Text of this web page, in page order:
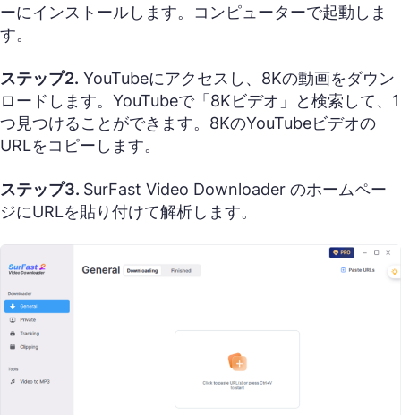
ーにインストールします。コンピューターで起動しま
す。
ステップ2. YouTubeにアクセスし、8Kの動画をダウン
ロードします。YouTubeで「8Kビデオ」と検索して、1
つ見つけることができます。8KのYouTubeビデオの
URLをコピーします。
ステップ3. SurFast Video Downloader のホームペー
ジにURLを貼り付けて解析します。